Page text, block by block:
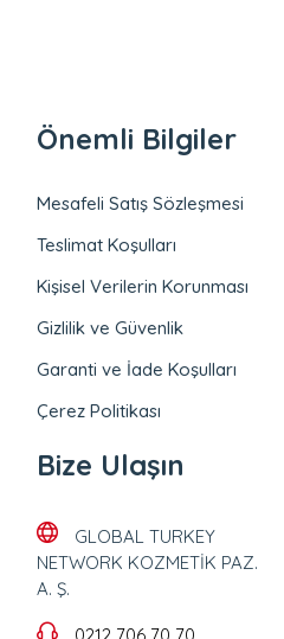
Önemli Bilgiler
Mesafeli Satış Sözleşmesi
Teslimat Koşulları
Kişisel Verilerin Korunması
Gizlilik ve Güvenlik
Garanti ve İade Koşulları
Çerez Politikası
Bize Ulaşın
GLOBAL TURKEY
NETWORK KOZMETİK PAZ.
A. Ş.